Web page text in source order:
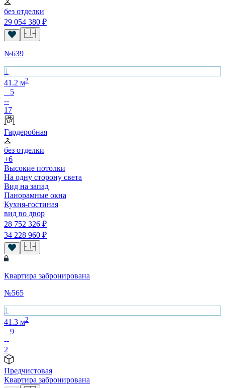
без отделки
29 054 380 ₽
№639
1
41.2 м2
5
--
17
Гардеробная
без отделки
+6
Высокие потолки
На одну сторону света
Вид на запад
Панорамные окна
Кухня-гостиная
вид во двор
28 752 326 ₽
34 228 960 ₽
Квартира забронирована
№565
1
41.3 м2
9
--
2
Предчистовая
Квартира забронирована